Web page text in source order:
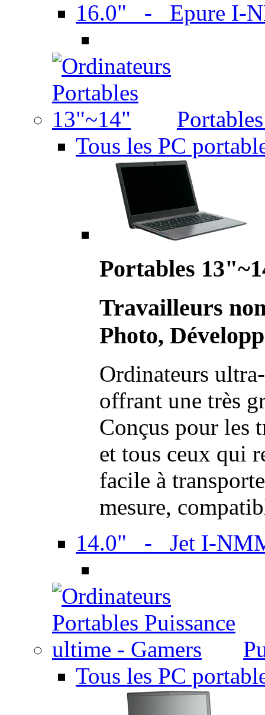
16.0" - Epure I-
Tous les PC
Portables
Travailleurs
Photo,
Ordinateurs
offrant une très
Conçus pour les
et tous ceux qui
facile à
mesure,
14.0" - Jet I-
Tous les PC